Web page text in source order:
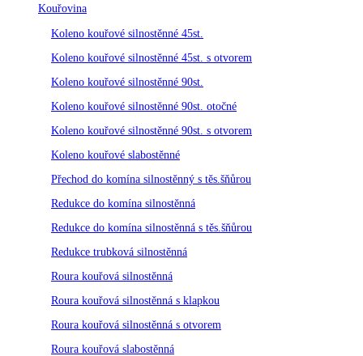
Kouřovina
Koleno kouřové silnostěnné 45st.
Koleno kouřové silnostěnné 45st. s otvorem
Koleno kouřové silnostěnné 90st.
Koleno kouřové silnostěnné 90st. otočné
Koleno kouřové silnostěnné 90st. s otvorem
Koleno kouřové slabostěnné
Přechod do komína silnostěnný s těs.šňůrou
Redukce do komína silnostěnná
Redukce do komína silnostěnná s těs.šňůrou
Redukce trubková silnostěnná
Roura kouřová silnostěnná
Roura kouřová silnostěnná s klapkou
Roura kouřová silnostěnná s otvorem
Roura kouřová slabostěnná